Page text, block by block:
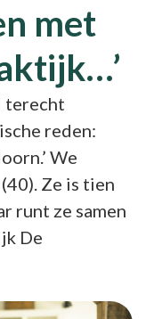
met
terecht
reden:
We
Ze is tien
runt ze samen
De